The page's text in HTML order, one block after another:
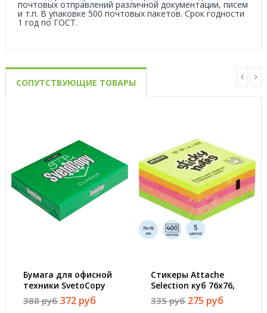
почтовых отправлений различной документации, писем
и т.п. В упаковке 500 почтовых пакетов. Срок годности
1 год по ГОСТ.
СОПУТСТВУЮЩИЕ ТОВАРЫ
Бумага для офисной
техники SvetoCopy
(A4, марка C, 80 г/
кв.м, 500 листов)
388 руб 372 руб
Стикеры Attache
Selection куб 76х76,
радуга 400 л
335 руб 275 руб